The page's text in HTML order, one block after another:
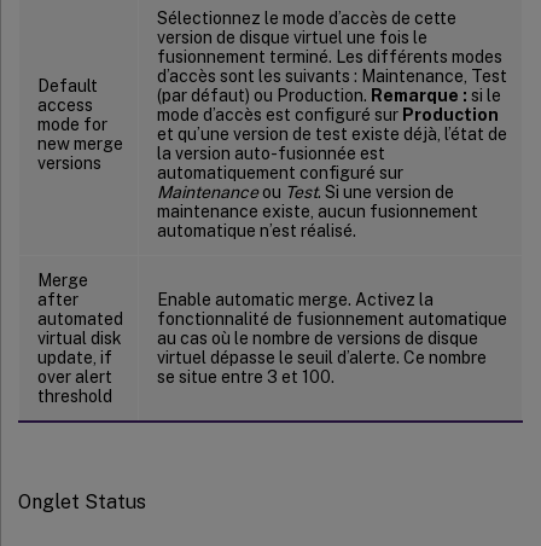
Default
access
mode for
new merge
versions
Sélectionnez le mode d’accès de cette
version de disque virtuel une fois le
fusionnement terminé. Les différents modes
d’accès sont les suivants : Maintenance, Test
(par défaut) ou Production. Remarque : si le
mode d’accès est configuré sur Production
et qu’une version de test existe déjà, l’état de
la version auto-fusionnée est
automatiquement configuré sur
Maintenanceou Test. Si une version de
maintenance existe, aucun fusionnement
automatique n’est réalisé.
Merge
after
automated
virtual disk
update, if
over alert
threshold
Enable automatic merge. Activez la
fonctionnalité de fusionnement automatique
au cas où le nombre de versions de disque
virtuel dépasse le seuil d’alerte. Ce nombre
se situe entre 3 et 100.
Onglet Status